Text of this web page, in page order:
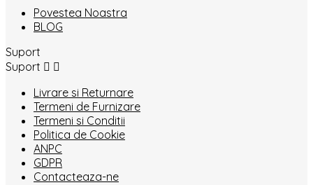
Povestea Noastra
BLOG
Suport
Suport  
Livrare si Returnare
Termeni de Furnizare
Termeni si Conditii
Politica de Cookie
ANPC
GDPR
Contacteaza-ne